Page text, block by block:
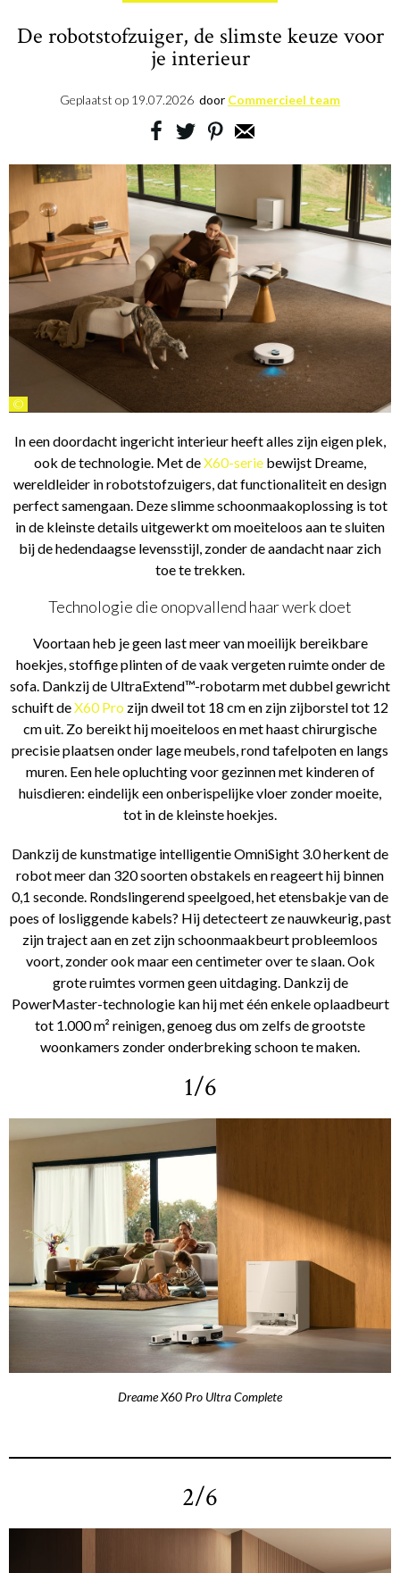
De robotstofzuiger, de slimste keuze voor
je interieur
Geplaatst op 19.07.2026 door Commercieel team
©
In een doordacht ingericht interieur heeft alles zijn eigen plek,
ook de technologie. Met deX60-serie bewijst Dreame,
wereldleider in robotstofzuigers, dat functionaliteit en design
perfect samengaan. Deze slimme schoonmaakoplossing is tot
in de kleinste details uitgewerkt om moeiteloos aan te sluiten
bij de hedendaagse levensstijl, zonder de aandacht naar zich
toe te trekken.
Technologie die onopvallend haar werk doet
Voortaan heb je geen last meer van moeilijk bereikbare
hoekjes, stoffige plinten of de vaak vergeten ruimte onder de
sofa. Dankzij de UltraExtend™-robotarm met dubbel gewricht
schuift deX60 Pro zijn dweil tot 18 cm en zijn zijborstel tot 12
cm uit. Zo bereikt hij moeiteloos en met haast chirurgische
precisie plaatsen onder lage meubels, rond tafelpoten en langs
muren. Een hele opluchting voor gezinnen met kinderen of
huisdieren: eindelijk een onberispelijke vloer zonder moeite,
tot in de kleinste hoekjes.
Dankzij de kunstmatige intelligentie OmniSight 3.0 herkent de
robot meer dan 320 soorten obstakels en reageert hij binnen
0,1 seconde. Rondslingerend speelgoed, het etensbakje van de
poes of losliggende kabels? Hij detecteert ze nauwkeurig, past
zijn traject aan en zet zijn schoonmaakbeurt probleemloos
voort, zonder ook maar een centimeter over te slaan. Ook
grote ruimtes vormen geen uitdaging. Dankzij de
PowerMaster-technologie kan hij met één enkele oplaadbeurt
tot 1.000 m² reinigen, genoeg dus om zelfs de grootste
woonkamers zonder onderbreking schoon te maken.
1/6
Dreame X60 Pro Ultra Complete
2/6